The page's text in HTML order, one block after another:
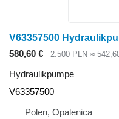
V63357500
580,60 €
2.500 PLN ≈
Hydraulikpumpe
V63357500
Polen, Opalenica